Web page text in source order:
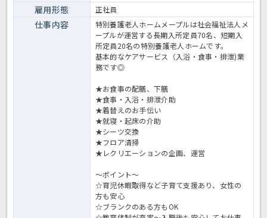
雇用形態 正社員
仕事内容
特別養護老人ホームメープルは社会福祉法人メ
ープルが運営する長期入所定員70名、短期入
所定員20名の特別養護老人ホームです。
基本的なケアサービス（入浴・食事・排泄)業
務です◎
★お食事の配膳、下膳
★食事・入浴・排泄介助
★着替えのお手伝い
★就寝・起床の介助
★シーツ交換
★フロア清掃
★レクリエーションの企画、運営
～ポイント～
☆育児休暇取得など子育て支援あり、女性の
方も安心
☆ブランクのある方もOK